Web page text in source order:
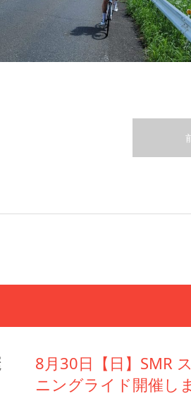
8月30日【日】SMR
ニングライド開催し